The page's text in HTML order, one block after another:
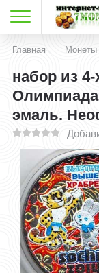
Главная Монеты
набор из
эмаль.